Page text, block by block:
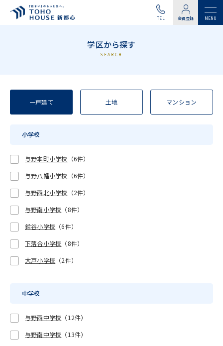
TEL 会員登録
学区から探す
SEARCH
一戸建て 土地 マンション
小学校
与野本町小学校 （6件）
与野八幡小学校 （6件）
与野西北小学校 （2件）
与野南小学校 （8件）
鈴谷小学校 （6件）
下落合小学校 （8件）
大戸小学校 （2件）
中学校
与野西中学校 （12件）
与野南中学校 （13件）